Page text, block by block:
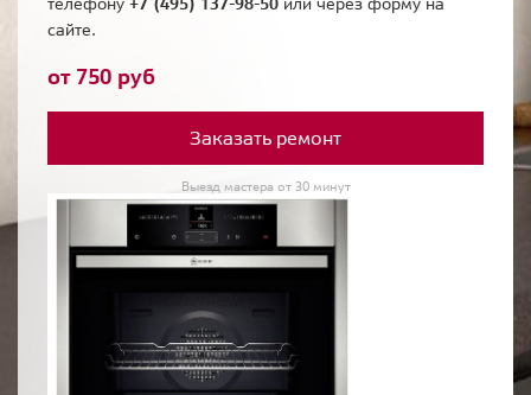
сайте.
от 750 руб
Заказать ремонт
Выезд мастера от 30 минут